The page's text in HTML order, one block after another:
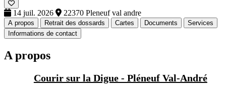
14 juil. 2026 22370 Pleneuf val andre
A propos Retrait des dossards Cartes Documents
Services
Informations de contact
A propos
Courir sur la Digue - Pléneuf Val-André